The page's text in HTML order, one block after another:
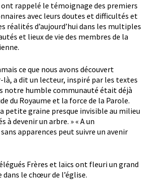
rappelé le témoignage des premiers
avec leurs doutes et difficultés et
réalités d’aujourd’hui dans les multiples
et lieux de vie des membres de la
ce que nous avons découvert
là, a dit un lecteur, inspiré par les textes
notre humble communauté était déjà
du Royaume et la force de la Parole.
petite graine presque invisible au milieu
à devenir un arbre. » « A un
apparences peut suivre un avenir
Frères et laïcs ont fleuri un grand
le chœur de l’église.